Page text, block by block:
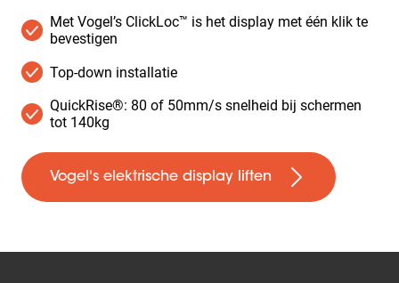
Met Vogel’s ClickLoc™ is het display met één klik te
bevestigen
Top-down installatie
QuickRise®: 80 of 50mm/s snelheid bij schermen
tot 140kg
Vogel's elektrische display liften